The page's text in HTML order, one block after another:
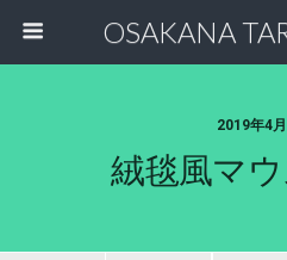
OSAKANA
2019年4
絨毯風マ